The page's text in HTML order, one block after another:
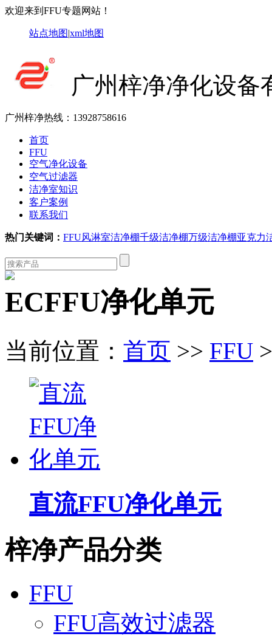
欢迎来到FFU专题网站！
站点地图|xml地图
广州梓净净化设备
广州梓净热线： 13928758616
首页
FFU
空气净化设备
空气过滤器
洁净室知识
客户案例
联系我们
热门关键词： FFU风淋室洁净棚千级洁净棚万级洁净棚亚克力
ECFFU净化单元
当前位置： 首页 >> FFU
直流FFU净化单元
梓净产品分类
FFU
FFU高效过滤器